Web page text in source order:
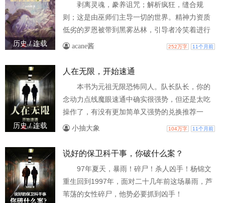
之力燃烧这个世界，然后统治它的灰烬。吾名伽
罗斯，世人敬我畏我，尊我为——永恒不灭之
龙！
历史 / 连载
剥离灵魂，豢养诅咒；解析疯狂，缝合规
则；这是由巫师们主导一切的世界。精神力资质
低劣的罗恩被带到黑雾丛林，引导者冷笑着进行
宣判：“一年内考核未通过，我会亲手解剖你的大
职业面板——
acane酱 252万字 11个月前
历史 / 连载
人在无限，开始速通
本书为元祖无限恐怖同人。队长队长，你的
念动力点线魔眼速通中确实很强势，但还是太吃
操作了，有没有更加简单又强势的兑换推荐一
下？有的兄弟，有的！像这么强的兑换还有九
小抽大象 104万字 11个月前
说好的保卫科干事，你破什么案？
97年夏天，暴雨！碎尸！杀人凶手！杨锦文
重生回到1997年，面对二十几年前这场暴雨，芦
苇荡的女性碎尸，他势必要抓到凶手！